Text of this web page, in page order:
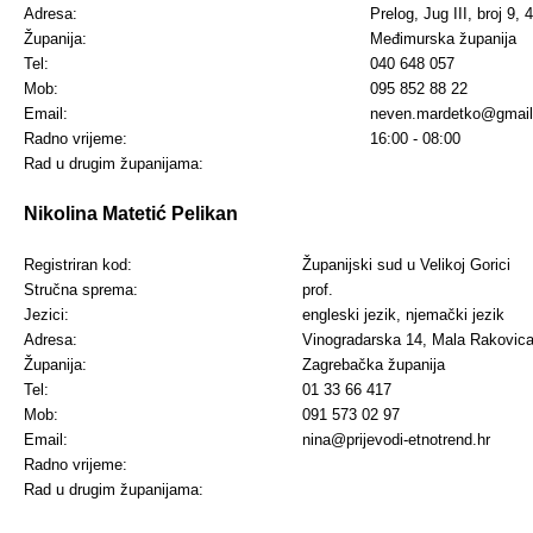
Adresa:
Prelog, Jug III, broj 9,
Županija:
Međimurska županija
Tel:
040 648 057
Mob:
095 852 88 22
Email:
Radno vrijeme:
16:00 - 08:00
Rad u drugim županijama:
Nikolina Matetić Pelikan
Registriran kod:
Županijski sud u Velikoj Gorici
Stručna sprema:
prof.
Jezici:
engleski jezik, njemački jezik
Adresa:
Vinogradarska 14, Mala
Županija:
Zagrebačka županija
Tel:
01 33 66 417
Mob:
091 573 02 97
Email:
nina@prijevodi-etnotrend.hr
Radno vrijeme:
Rad u drugim županijama: